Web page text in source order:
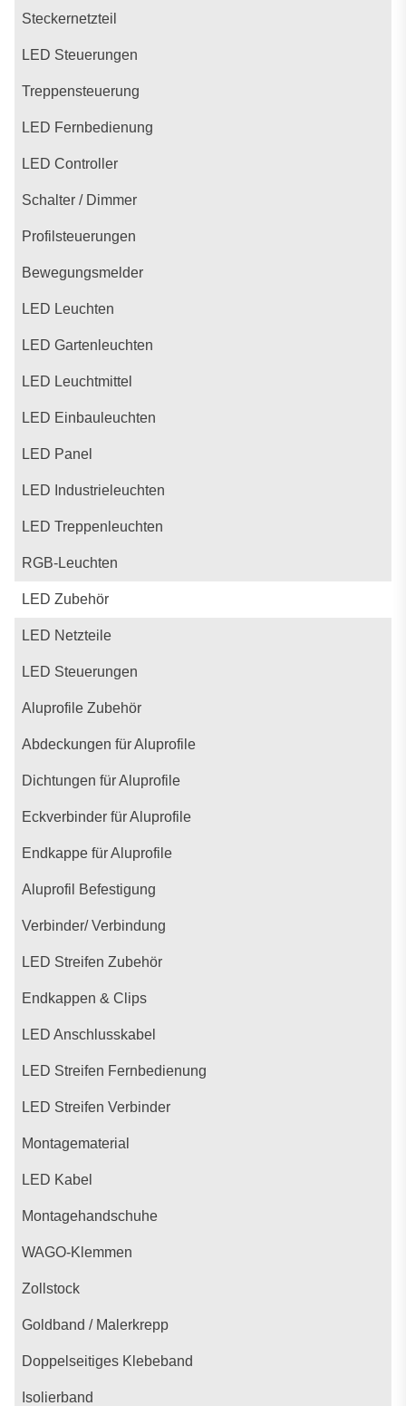
Steckernetzteil
LED Steuerungen
Treppensteuerung
LED Fernbedienung
LED Controller
Schalter / Dimmer
Profilsteuerungen
Bewegungsmelder
LED Leuchten
LED Gartenleuchten
LED Leuchtmittel
LED Einbauleuchten
LED Panel
LED Industrieleuchten
LED Treppenleuchten
RGB-Leuchten
LED Zubehör
LED Netzteile
LED Steuerungen
Aluprofile Zubehör
Abdeckungen für Aluprofile
Dichtungen für Aluprofile
Eckverbinder für Aluprofile
Endkappe für Aluprofile
Aluprofil Befestigung
Verbinder/ Verbindung
LED Streifen Zubehör
Endkappen & Clips
LED Anschlusskabel
LED Streifen Fernbedienung
LED Streifen Verbinder
Montagematerial
LED Kabel
Montagehandschuhe
WAGO-Klemmen
Zollstock
Goldband / Malerkrepp
Doppelseitiges Klebeband
Isolierband